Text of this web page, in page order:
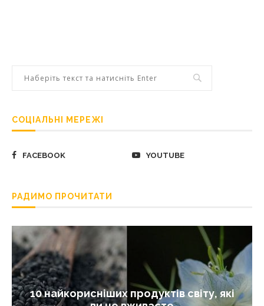
СОЦІАЛЬНІ МЕРЕЖІ
FACEBOOK YOUTUBE
РАДИМО ПРОЧИТАТИ
10 найкорисніших продуктів світу, які